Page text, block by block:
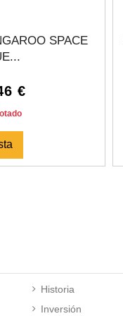
SPACE
€
Historia
Inversión